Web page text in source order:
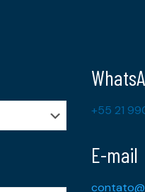
+55 21
E-mail